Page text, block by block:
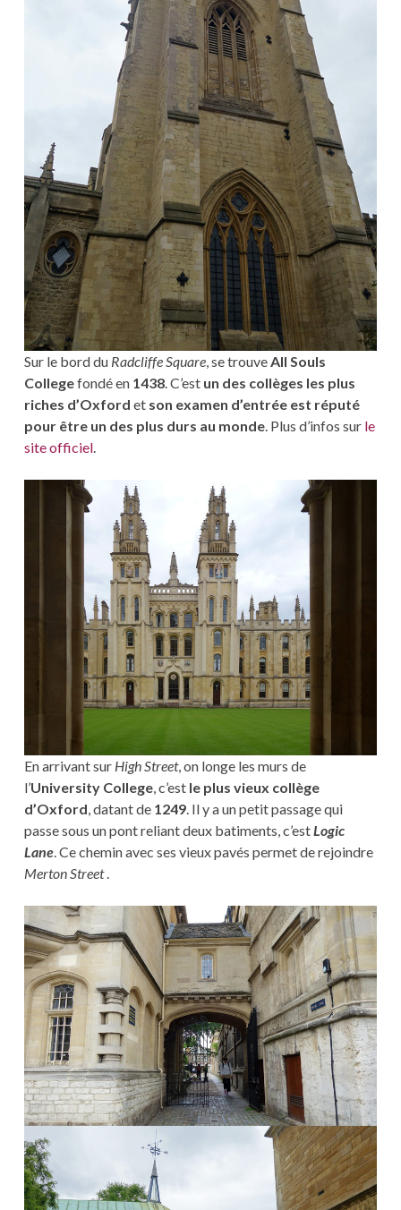
Sur le bord du Radcliffe Square, se trouveAll Souls
Collegefondé en 1438. C’est un des collèges les plus
riches d’Oxford et son examen d’entrée est réputé
pour être un des plus durs au monde. Plus d’infos sur le
site officiel.
En arrivant sur High Street, on longe les murs de
l’University College, c’est le plus vieux collège
d’Oxford, datant de 1249. Il y a un petit passage qui
passe sous un pont reliant deux batiments, c’estLogic
Lane. Ce chemin avec ses vieux pavés permet de rejoindre
Merton Street.